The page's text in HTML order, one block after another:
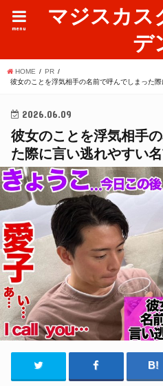
マジスカス
デ
menu
HOME
PR
彼女のことを浮気相手の名前で呼んでしまった
2026.06.09
彼女のことを浮気相手
た際に言い逃れやすい